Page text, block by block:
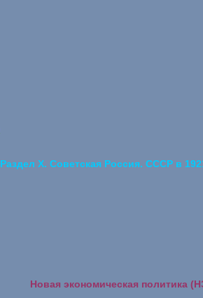
Раздел X. Советская Россия. СССР в
Новая экономическая политика